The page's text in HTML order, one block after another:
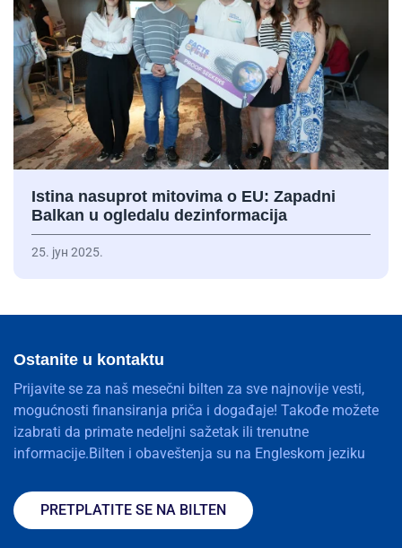
Istina nasuprot mitovima o EU: Zapadni
Balkan u ogledalu dezinformacija
25. јун 2025.
Ostanite u kontaktu
Prijavite se za naš mesečni bilten za sve najnovije vesti,
mogućnosti finansiranja priča i događaje! Takođe možete
izabrati da primate nedeljni sažetak ili trenutne
informacije.Bilten i obaveštenja su na Engleskom jeziku
PRETPLATITE SE NA BILTEN